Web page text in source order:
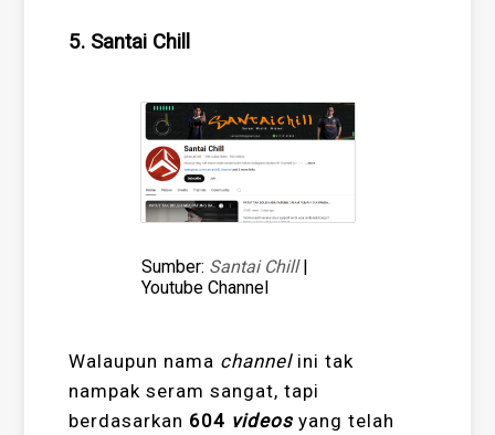
5. Santai Chill
Sumber: Santai Chill|
Youtube Channel
Walaupun nama channelini tak
nampak seram sangat, tapi
berdasarkan 604 videos yang telah